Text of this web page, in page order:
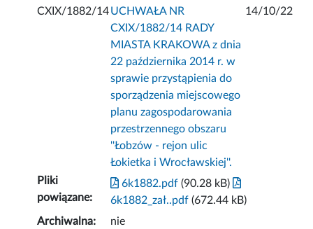
CXIX/1882/14UCHWAŁA NR
CXIX/1882/14 RADY
MIASTA KRAKOWA z dnia
22 października 2014 r. w
sprawie przystąpienia do
sporządzenia miejscowego
planu zagospodarowania
przestrzennego obszaru
''Łobzów - rejon ulic
Łokietka i Wrocławskiej''.
14/10/22
Pliki
powiązane:
6k1882.pdf (90.28 kB)
6k1882_zał..pdf (672.44 kB)
Archiwalna:
nie